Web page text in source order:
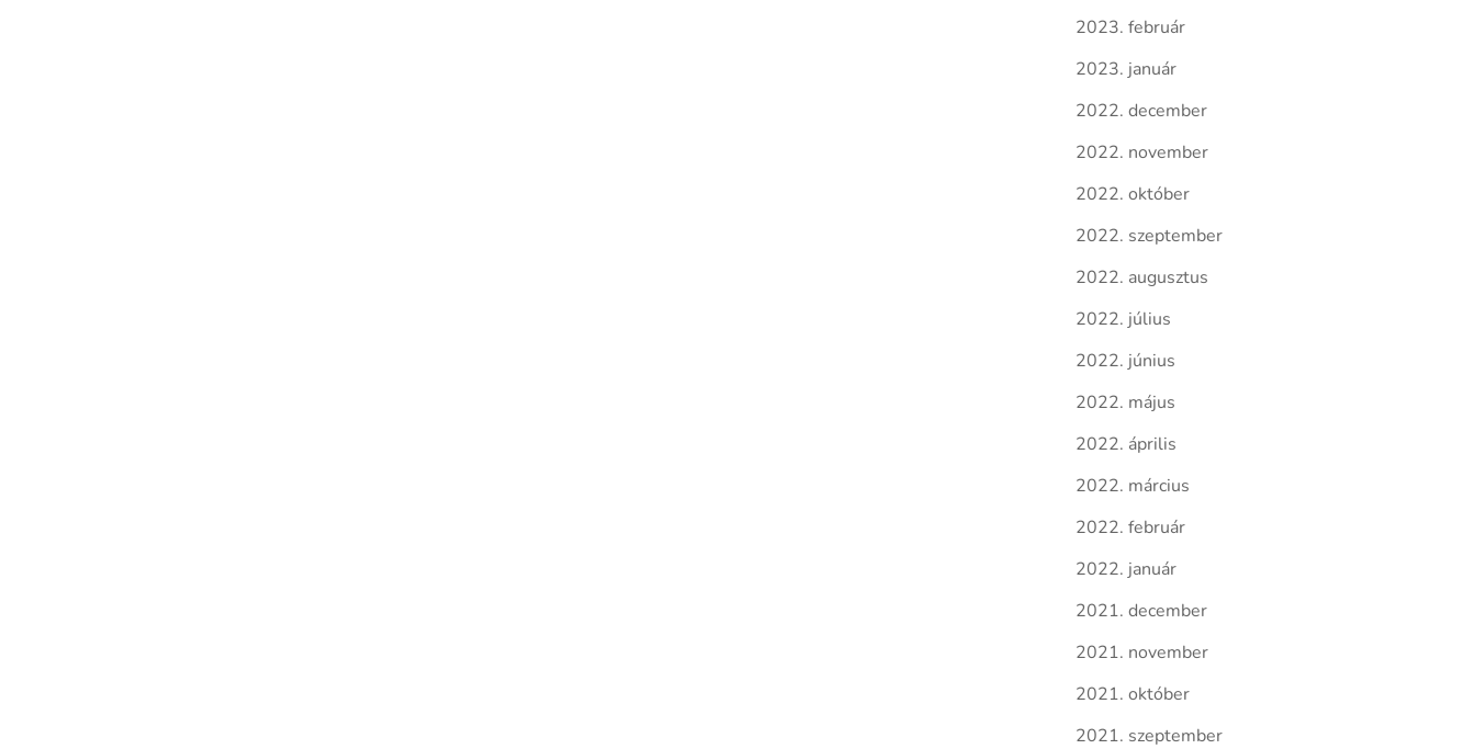
2023. február
2023. január
2022. december
2022. november
2022. október
2022. szeptember
2022. augusztus
2022. július
2022. június
2022. május
2022. április
2022. március
2022. február
2022. január
2021. december
2021. november
2021. október
2021. szeptember